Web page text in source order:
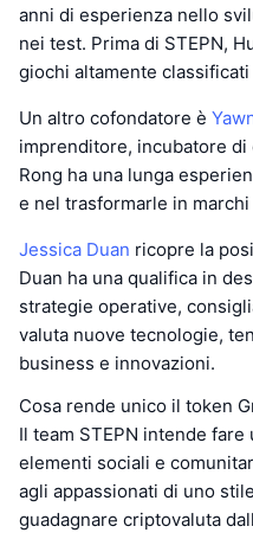
anni di esperienza nello
nei test. Prima di STEPN,
giochi altamente
Un altro cofondatore è
imprenditore, incubatore
Rong ha una lunga
e nel trasformarle in marchi
Jessica Duan ricopre la
Duan ha una qualifica in
strategie operative,
valuta nuove tecnologie,
business e innovazioni.
Cosa rende unico il token
Il team STEPN intende
elementi sociali e
agli appassionati di uno
guadagnare criptovaluta